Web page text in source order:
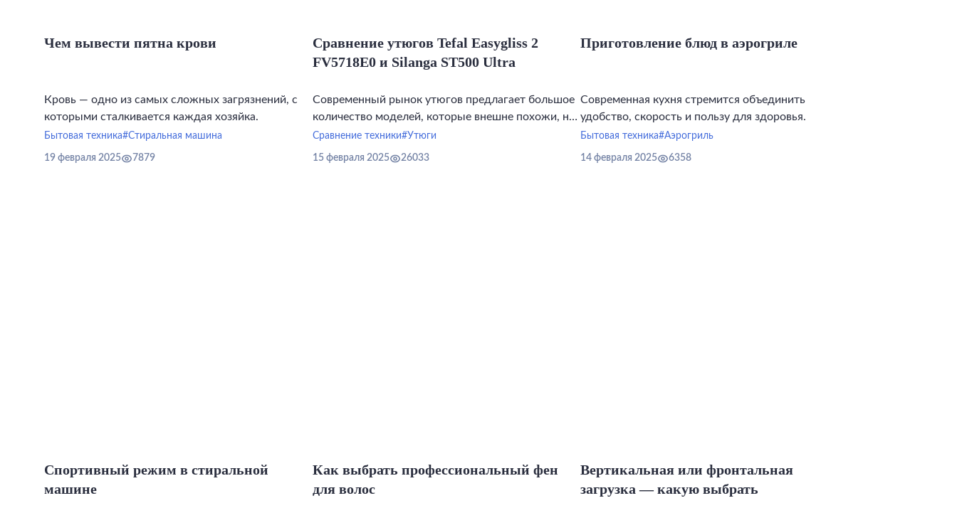
Чем вывести пятна крови
Кровь — одно из самых сложных загрязнений, с
которыми сталкивается каждая хозяйка.
Бытовая техника#Стиральная машина
19 февраля 2025 7879
Сравнение утюгов Tefal Easygliss 2
FV5718E0 и Silanga ST500 Ultra
Современный рынок утюгов предлагает большое
количество моделей, которые внешне похожи, но
демонстрируют различия в мощности,
конструкции подошвы, стабильности
Сравнение техники#Утюги
15 февраля 2025 26033
Приготовление блюд в аэрогриле
Современная кухня стремится объединить
удобство, скорость и пользу для здоровья.
Бытовая техника#Аэрогриль
14 февраля 2025 6358
Спортивный режим в стиральной
машине
Как выбрать профессиональный фен
для волос
Вертикальная или фронтальная
загрузка — какую выбрать